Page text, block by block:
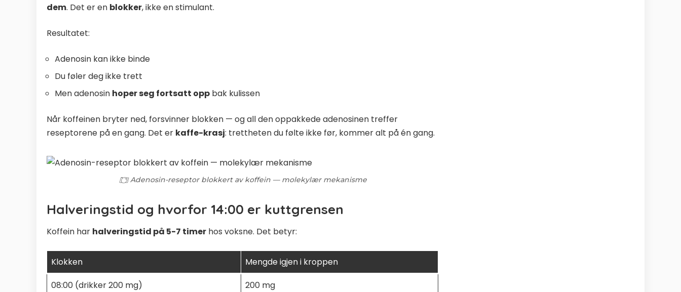
dem. Det er en blokker, ikke en stimulant.
Resultatet:
Adenosin kan ikke binde
Du føler deg ikke trett
Men adenosin hoper seg fortsatt opp bak kulissen
Når koffeinen bryter ned, forsvinner blokken — og all den oppakkede adenosinen treffer
reseptorene på en gang. Det er kaffe-krasj: trettheten du følte ikke før, kommer alt på én gang.
Adenosin-reseptor blokkert av koffein — molekylær mekanisme
Halveringstid og hvorfor 14:00 er kuttgrensen
Koffein har halveringstid på 5-7 timer hos voksne. Det betyr:
Klokken
Mengde igjen i kroppen
08:00 (drikker 200 mg)
200 mg